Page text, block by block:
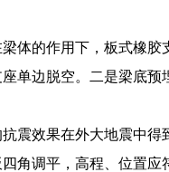
体的作用下，板式橡
单边脱空。二是梁底
震效果在外大地震中得
角调平，高程、位置